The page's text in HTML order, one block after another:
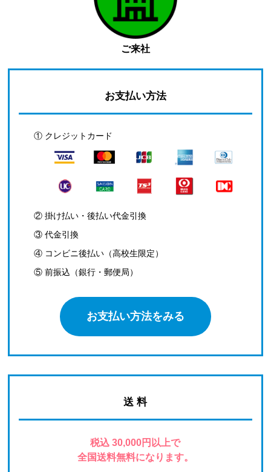
ご来社
お支払い方法
① クレジットカード
② 掛け払い・後払い代金引換
③ 代金引換
④ コンビニ後払い（高校生限定）
⑤ 前振込（銀行・郵便局）
お支払い方法をみる
送 料
税込 30,000円以上で
全国送料無料になります。